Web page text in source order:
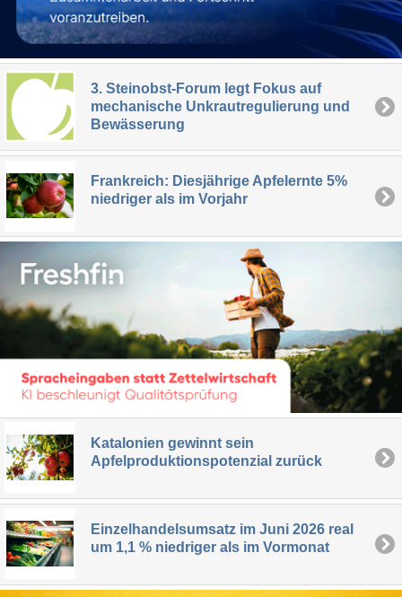
3. Steinobst-Forum legt Fokus auf
mechanische Unkrautregulierung und
Bewässerung
Frankreich: Diesjährige Apfelernte 5%
niedriger als im Vorjahr
Katalonien gewinnt sein
Apfelproduktionspotenzial zurück
Einzelhandelsumsatz im Juni 2026 real
um 1,1 % niedriger als im Vormonat